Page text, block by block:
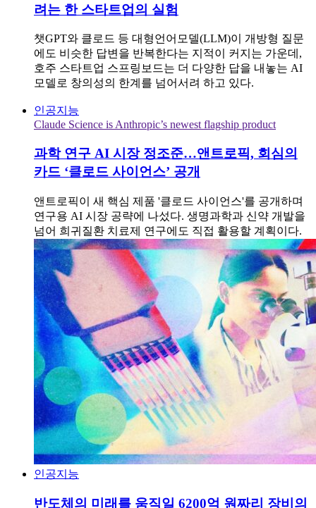
려는 한 스타트업의 실험
챗GPT와 클로드 등 대형언어모델(LLM)이 개방형 질문
에도 비슷한 답변을 반복한다는 지적이 커지는 가운데,
호주 스타트업 스프링보드는 더 다양한 답을 내놓는 AI
모델로 창의성의 한계를 넘어서려 하고 있다.
인공지능
Claude Science is Anthropic’s newest flagship product
과학 연구 AI 시장 정조준…앤트로픽, 회심의
카드 ‘클로드 사이언스’ 공개
앤트로픽이 새 핵심 제품 '클로드 사이언스'를 공개하며
연구용 AI 시장 공략에 나섰다. 생명과학과 신약 개발을
넘어 희귀질환 치료제 연구에도 직접 활용할 계획이다.
인공지능
반도체의 미래를 움직일 6200억 원짜리 장비의